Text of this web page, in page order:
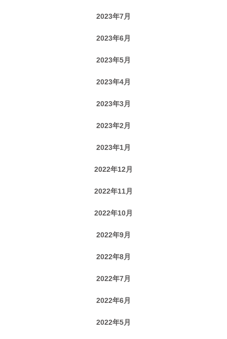
2023年7月
2023年6月
2023年5月
2023年4月
2023年3月
2023年2月
2023年1月
2022年12月
2022年11月
2022年10月
2022年9月
2022年8月
2022年7月
2022年6月
2022年5月